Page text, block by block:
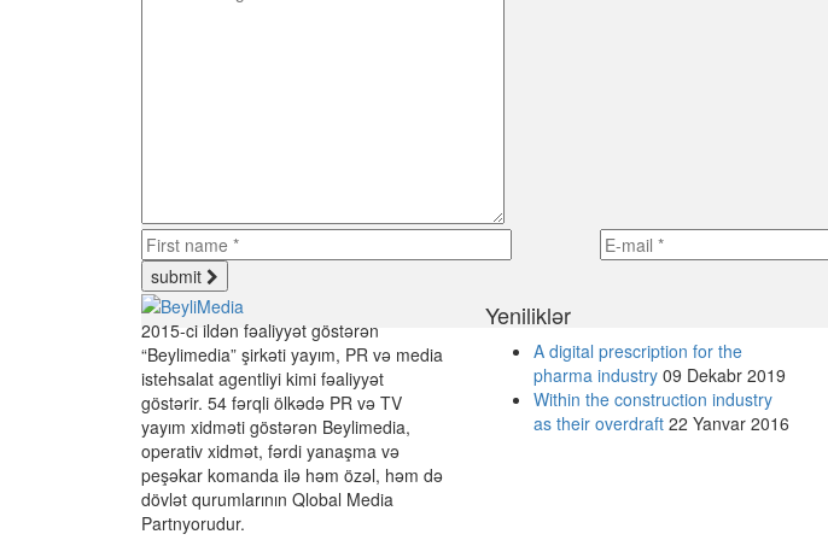
submit
2015-ci ildən fəaliyyət göstərən
“Beylimedia” şirkəti yayım, PR və media
istehsalat agentliyi kimi fəaliyyət
göstərir. 54 fərqli ölkədə PR və TV
yayım xidməti göstərən Beylimedia,
operativ xidmət, fərdi yanaşma və
peşəkar komanda ilə həm özəl, həm də
dövlət qurumlarının Qlobal Media
Partnyorudur.
Yeniliklər
A digital prescription for the
pharma industry 09 Dekabr 2019
Within the construction industry
as their overdraft 22 Yanvar 2016